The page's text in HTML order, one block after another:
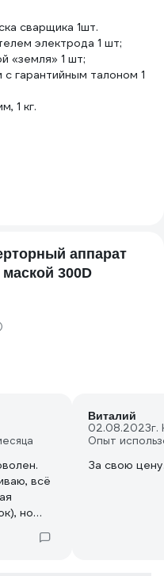
сварщика 1шт.
электрода 1 шт;
«земля» 1 шт;
гарантийным талоном 1
1 кг.
аппарат
300D
всё
но
Виталий
02.08.2023г.
Опыт
За свою